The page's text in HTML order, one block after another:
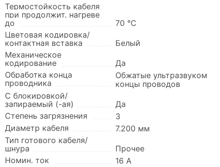
Термостойкость кабеля
при продолжит. нагреве
до
70 °C
Цветовая кодировка/
контактная вставка
Белый
Механическое
кодирование
Да
Обработка конца
проводника
Обжатые ультразвуком
концы проводов
С блокировкой/
запираемый (-ая)
Да
Степень загрязнения
3
Диаметр кабеля
7.200 мм
Тип готового кабеля/
шнура
Прочее
Номин. ток
16 А